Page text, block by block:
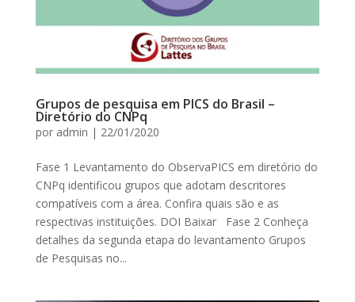
Grupos de pesquisa em PICS do Brasil –
Diretório do CNPq
por admin | 22/01/2020
Fase 1 Levantamento do ObservaPICS em diretório do
CNPq identificou grupos que adotam descritores
compatíveis com a área. Confira quais são e as
respectivas instituições. DOI Baixar Fase 2 Conheça
detalhes da segunda etapa do levantamento Grupos
de Pesquisas no...